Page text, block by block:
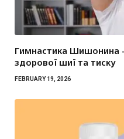
Гимнастика Шишонина
здорової шиї та тиску
FEBRUARY 19, 2026